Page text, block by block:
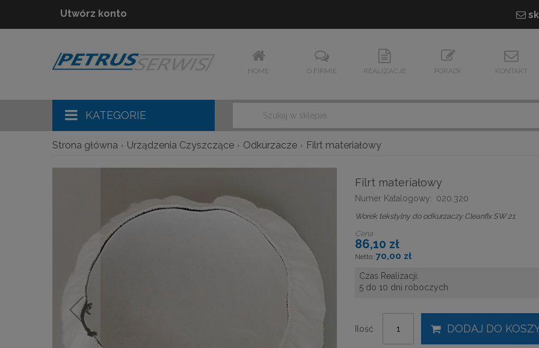
Utwórz konto
HOME O FIRMIE REALIZACJE PORADY KONTAKT
KATEGORIE
Strona główna Urządzenia Czyszczące Odkurzacze Filrt materiałowy
Filrt materiałowy
Numer Katalogowy: 020.320
Worek tekstylny do odkurzaczy Cleanfix SW 21
Cena
86,10 zł
70,00 zł
Czas Realizacji:
5 do 10 dni roboczych
Ilość DODAJ DO